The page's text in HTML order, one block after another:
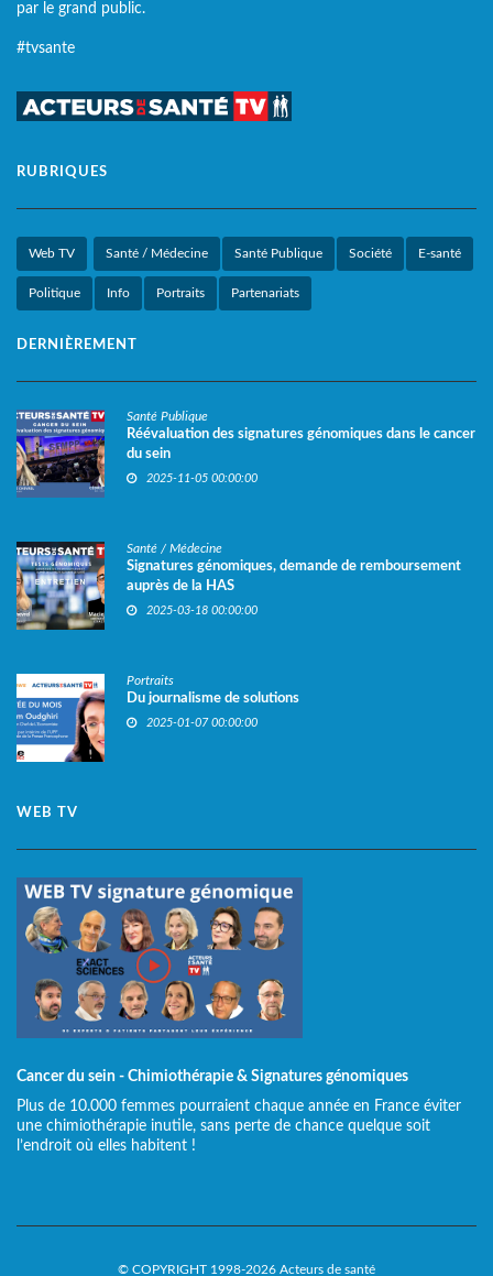
par le grand public.
#tvsante
RUBRIQUES
Web TV Santé / Médecine Santé Publique Société E-santé
Politique Info Portraits Partenariats
DERNIÈREMENT
Santé Publique
Réévaluation des signatures génomiques dans le cancer
du sein
2025-11-05 00:00:00
Santé / Médecine
Signatures génomiques, demande de remboursement
auprès de la HAS
2025-03-18 00:00:00
Portraits
Du journalisme de solutions
2025-01-07 00:00:00
WEB TV
Cancer du sein - Chimiothérapie & Signatures génomiques
Plus de 10.000 femmes pourraient chaque année en France éviter
une chimiothérapie inutile, sans perte de chance quelque soit
l’endroit où elles habitent !
© COPYRIGHT 1998-2026 Acteurs de santé